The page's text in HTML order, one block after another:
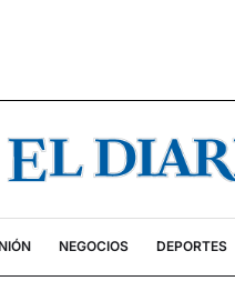
NEGOCIOS DEPORTES